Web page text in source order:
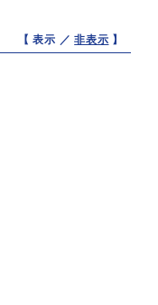
【 表示 ／非表示 】